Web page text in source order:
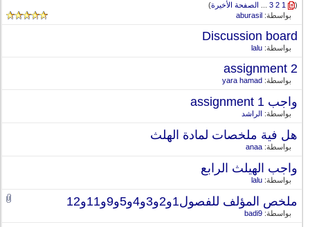
1
2
3
... الصفحة الأخيرة)
بواسطة:aburasil
Discussion board
بواسطة:lalu
assignment 2
بواسطة:yara hamad
واجب assignment 1
بواسطة:الراشد
هل فية ملخصات لمادة الهلث
بواسطة:anaa
واجب الهيلث الرابع
بواسطة:lalu
ملخص المؤلف للفصول1و2و3و4و5و9و11و12
بواسطة:badi9